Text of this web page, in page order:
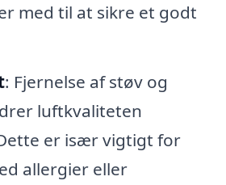
med til at sikre et godt
: Fjernelse af støv og
luftkvaliteten
er især vigtigt for
allergier eller